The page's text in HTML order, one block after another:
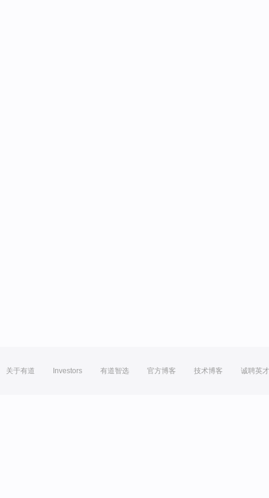
关于有道 Investors 有道智选 官方博客 技术博客 诚聘英才